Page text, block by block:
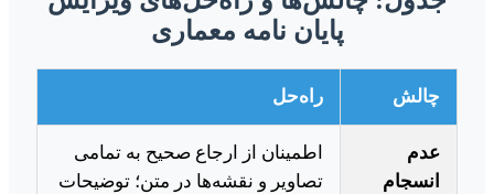
پایان نامه معماری
چالش راه‌حل
عدم
انسجام
اطمینان از ارجاع صحیح به تمامی
تصاویر و نقشه‌ها در متن؛ توضیحات